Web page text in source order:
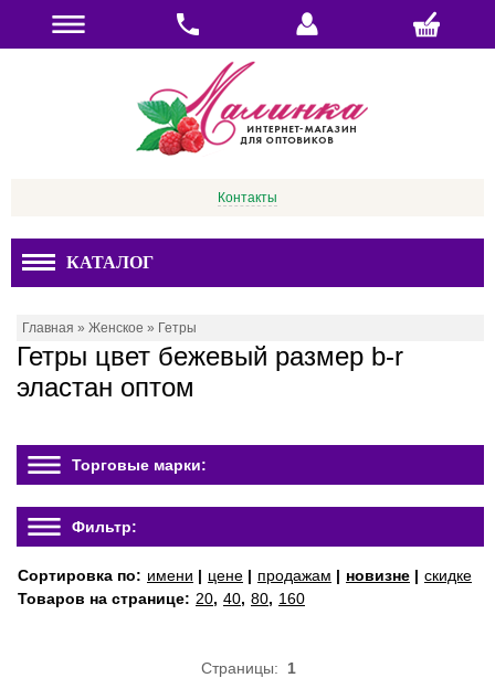
Контакты
КАТАЛОГ
Главная » Женское » Гетры
Гетры цвет бежевый размер b-r
эластан оптом
Торговые марки:
Фильтр:
Сортировка по: имени | цене | продажам | новизне | скидке
Товаров на странице: 20, 40, 80, 160
Страницы: 1